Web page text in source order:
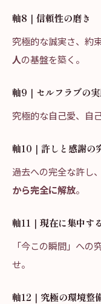
軸8｜信頼性の磨き
究極的な誠実さ、約
人の基盤を築く。
軸9｜セルフラブの
究極的な自己愛、自
軸10｜許しと感謝の
過去への完全な許し
から完全に解放。
軸11｜現在に集中する
「今この瞬間」へ
せ。
軸12｜究極の環境整